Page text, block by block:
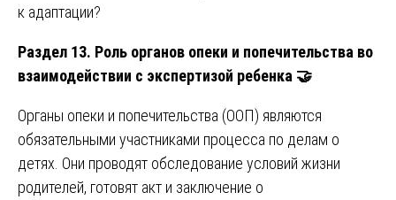
к адаптации?
Раздел 13. Роль органов опеки и попечительства во
взаимодействии с экспертизой ребенка 🤝
Органы опеки и попечительства (ООП) являются
обязательными участниками процесса по делам о
детях. Они проводят обследование условий жизни
родителей, готовят акт и заключение о